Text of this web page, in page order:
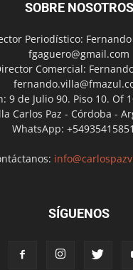
SOBRE NOSOTROS
Periodístico:
fgaguero@gmail.com
Comercial:
9 de Julio 90. Piso 10. Of
Carlos Paz - Córdoba -
WhatsApp:
SÍGUENOS